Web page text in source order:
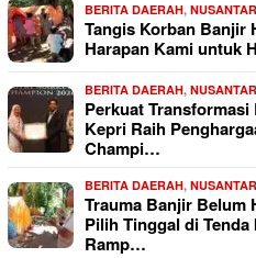
BERITA DAERAH,
Tangis Korban Banjir
Harapan Kami untuk
BERITA DAERAH,
Perkuat Transformasi
Kepri Raih
Champi…
BERITA DAERAH,
Trauma Banjir Belum
Pilih Tinggal di
Ramp…